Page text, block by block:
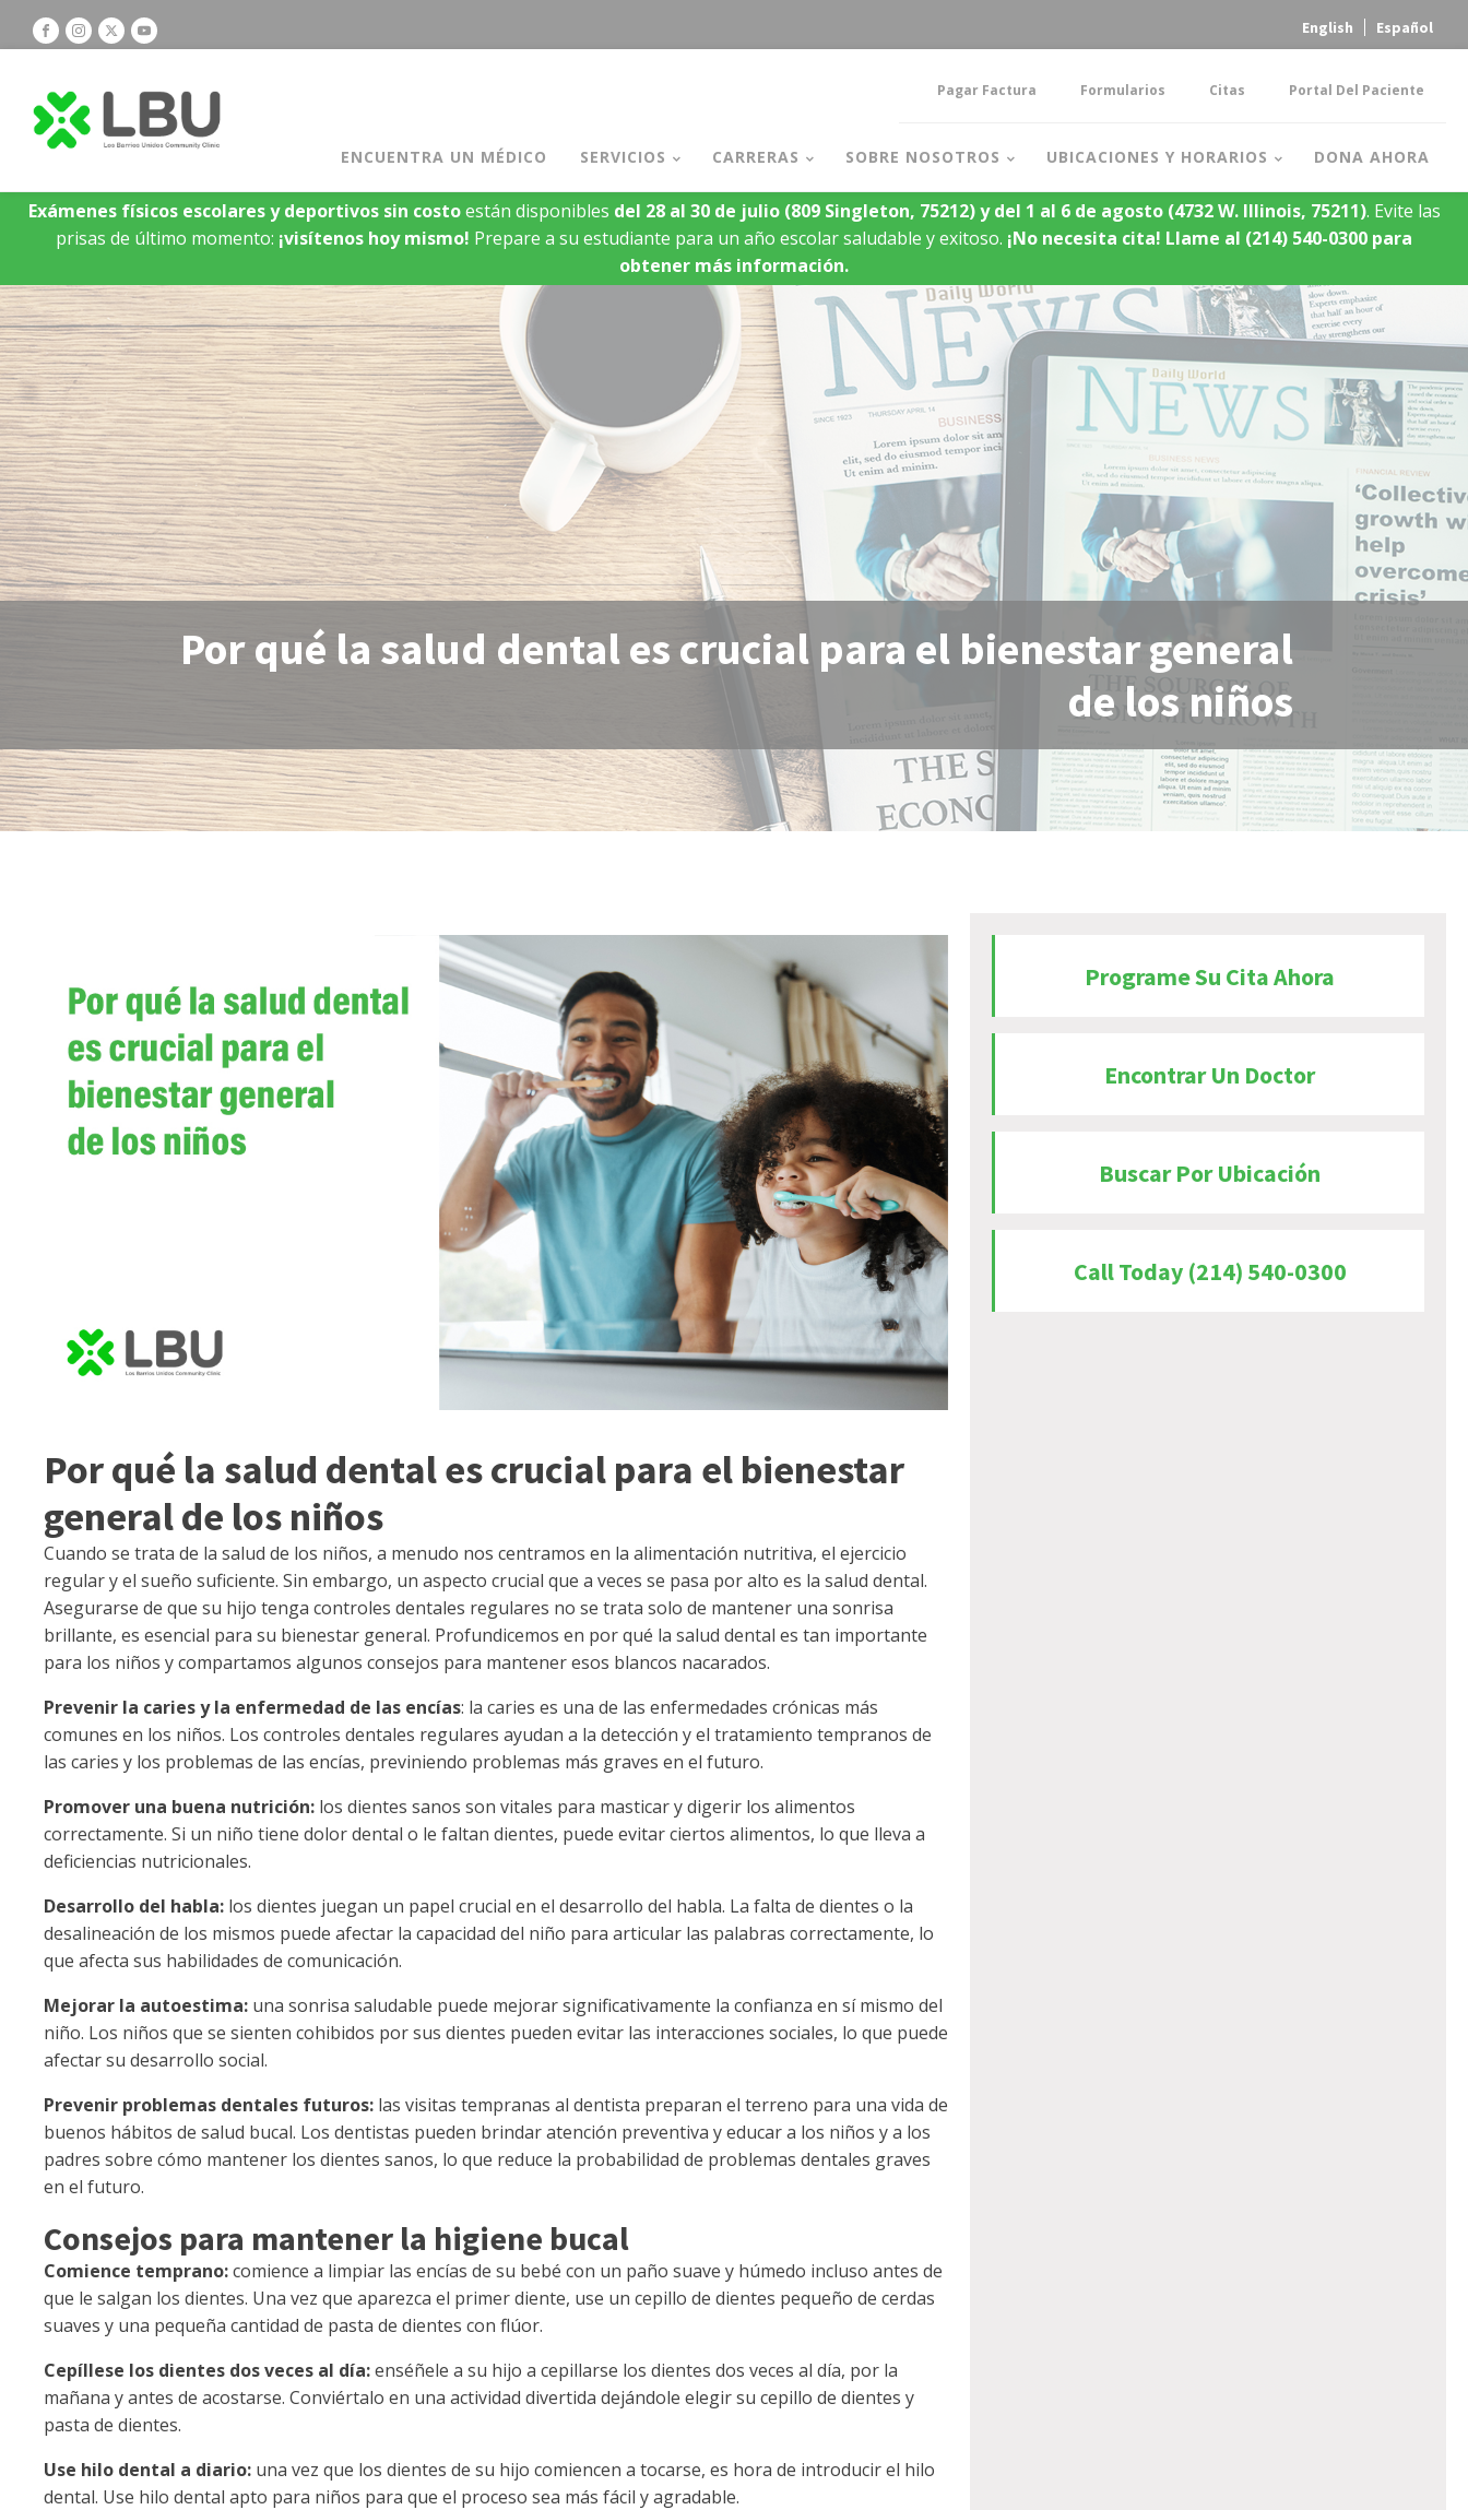
English Español
Pagar Factura Formularios Citas Portal Del Paciente
ENCUENTRA UN MÉDICO SERVICIOS CARRERAS SOBRE NOSOTROS UBICACIONES Y HORARIOS DONA AHORA
Exámenes físicos escolares y deportivos sin costoestán disponibles del 28 al 30 de julio (809 Singleton, 75212) y del 1 al 6 de agosto (4732 W. Illinois, 75211). Evite las
prisas de último momento: ¡visítenos hoy mismo! Prepare a su estudiante para un año escolar saludable y exitoso. ¡No necesita cita! Llame al (214) 540-0300 para
obtener más información.
Por qué la salud dental es crucial para el bienestar general
de los niños
Por qué la salud dental es crucial para el bienestar
general de los niños
Cuando se trata de la salud de los niños, a menudo nos centramos en la alimentación nutritiva, el ejercicio
regular y el sueño suficiente. Sin embargo, un aspecto crucial que a veces se pasa por alto es la salud dental.
Asegurarse de que su hijo tenga controles dentales regulares no se trata solo de mantener una sonrisa
brillante, es esencial para su bienestar general. Profundicemos en por qué la salud dental es tan importante
para los niños y compartamos algunos consejos para mantener esos blancos nacarados.
Prevenir la caries y la enfermedad de las encías: la caries es una de las enfermedades crónicas más
comunes en los niños. Los controles dentales regulares ayudan a la detección y el tratamiento tempranos de
las caries y los problemas de las encías, previniendo problemas más graves en el futuro.
Promover una buena nutrición: los dientes sanos son vitales para masticar y digerir los alimentos
correctamente. Si un niño tiene dolor dental o le faltan dientes, puede evitar ciertos alimentos, lo que lleva a
deficiencias nutricionales.
Desarrollo del habla: los dientes juegan un papel crucial en el desarrollo del habla. La falta de dientes o la
desalineación de los mismos puede afectar la capacidad del niño para articular las palabras correctamente, lo
que afecta sus habilidades de comunicación.
Mejorar la autoestima: una sonrisa saludable puede mejorar significativamente la confianza en sí mismo del
niño. Los niños que se sienten cohibidos por sus dientes pueden evitar las interacciones sociales, lo que puede
afectar su desarrollo social.
Prevenir problemas dentales futuros: las visitas tempranas al dentista preparan el terreno para una vida de
buenos hábitos de salud bucal. Los dentistas pueden brindar atención preventiva y educar a los niños y a los
padres sobre cómo mantener los dientes sanos, lo que reduce la probabilidad de problemas dentales graves
en el futuro.
Consejos para mantener la higiene bucal
Comience temprano:comience a limpiar las encías de su bebé con un paño suave y húmedo incluso antes de
que le salgan los dientes. Una vez que aparezca el primer diente, use un cepillo de dientes pequeño de cerdas
suaves y una pequeña cantidad de pasta de dientes con flúor.
Cepíllese los dientes dos veces al día:enséñele a su hijo a cepillarse los dientes dos veces al día, por la
mañana y antes de acostarse. Conviértalo en una actividad divertida dejándole elegir su cepillo de dientes y
pasta de dientes.
Use hilo dental a diario: una vez que los dientes de su hijo comiencen a tocarse, es hora de introducir el hilo
dental. Use hilo dental apto para niños para que el proceso sea más fácil y agradable.
Programe Su Cita Ahora
Encontrar Un Doctor
Buscar Por Ubicación
Call Today (214) 540-0300